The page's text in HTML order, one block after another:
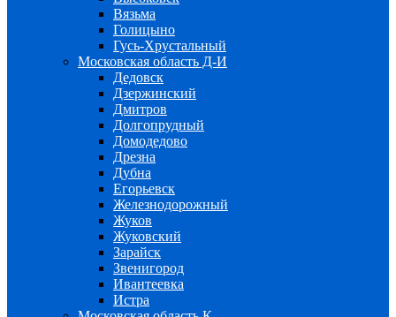
Вязьма
Голицыно
Гусь-Хрустальный
Московская область Д-И
Дедовск
Дзержинский
Дмитров
Долгопрудный
Домодедово
Дрезна
Дубна
Егорьевск
Железнодорожный
Жуков
Жуковский
Зарайск
Звенигород
Ивантеевка
Истра